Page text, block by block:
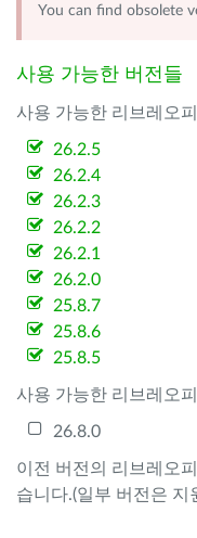
You can find obsolete
사용 가능한 버전들
사용 가능한 리브레오
26.2.5
26.2.4
26.2.3
26.2.2
26.2.1
26.2.0
25.8.7
25.8.6
25.8.5
사용 가능한 리브레오
26.8.0
이전 버전의 리브레오
습니다.(일부 버전은 지